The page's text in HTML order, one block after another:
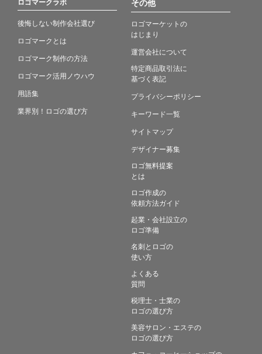
後悔しない制作会社選び
ロゴマークとは
ロゴマーク制作の方法
ロゴマーク活用ノウハウ
用語集
業界別！ロゴの選び方
その他
ロゴマーケットの
はじまり
運営会社について
特定商品取引法に
基づく表記
プライバシーポリシー
キーワード一覧
サイトマップ
デザイナー募集
ロゴ無料提案
とは
ロゴ作成の
依頼方法ガイド
起業・会社設立の
ロゴ準備
名刺とロゴの
使い方
よくある
質問
税理士・士業の
ロゴの選び方
美容サロン・エステの
ロゴの選び方